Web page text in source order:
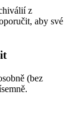
z
aby své
(bez